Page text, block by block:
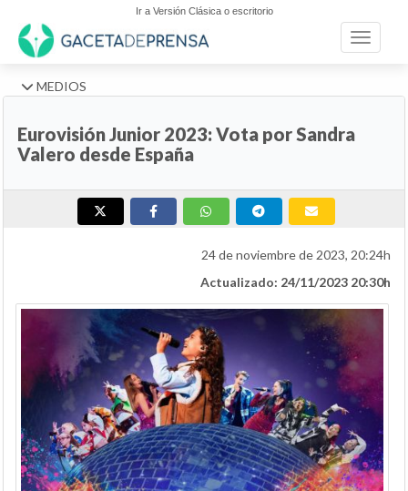
Ir a Versión Clásica o escritorio
Toggle
MEDIOS
Eurovisión Junior 2023: Vota por Sandra
Valero desde España
24 de noviembre de 2023, 20:24h
Actualizado: 24/11/2023 20:30h